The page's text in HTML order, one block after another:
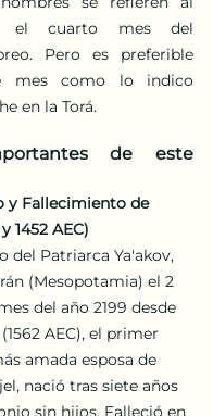
el cuarto mes del
Pero es preferible
mes como lo indico
en la Torá.
de este
y Fallecimiento de
1452 AEC)
del Patriarca Ya'akov,
(Mesopotamia) el 2
del año 2199 desde
AEC), el primer
amada esposa de
nació tras siete años
sin hijos. Falleció en